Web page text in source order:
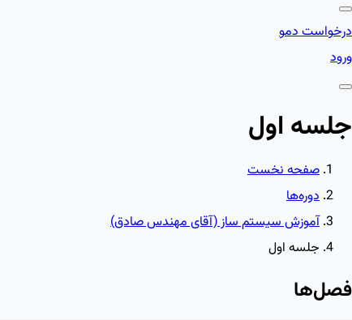
درخواست دمو
ورود
جلسه اول
صفحه نخست
دوره‌ها
آموزش سیستم ساز (آقای مهندس صادق)
جلسه اول
فصل‌ها